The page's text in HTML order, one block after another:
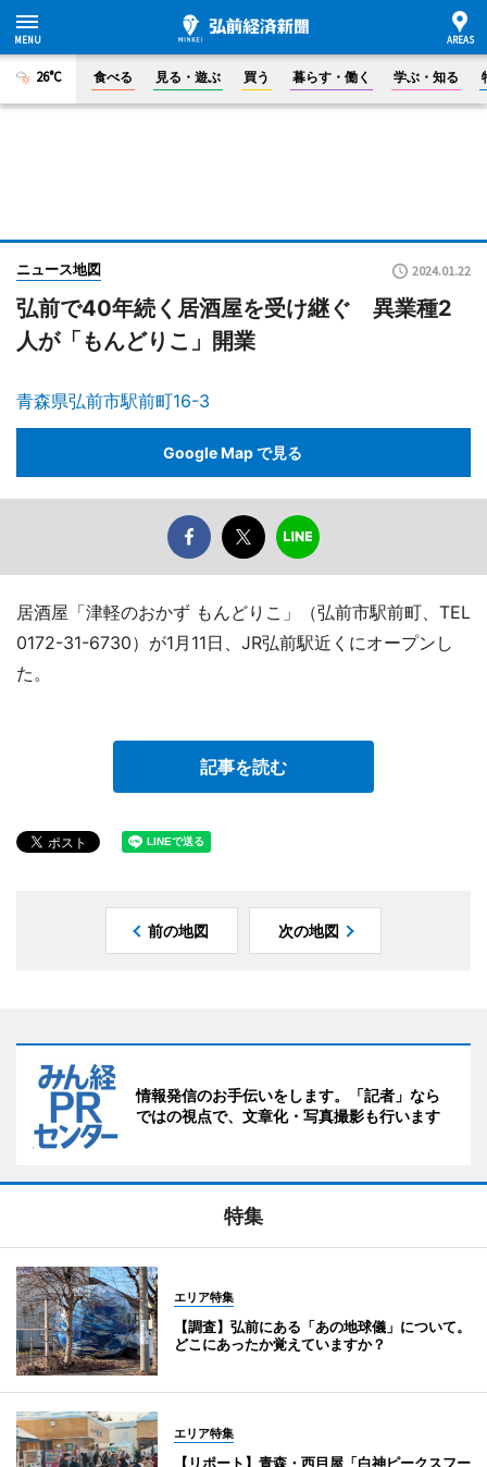
26°C 食べる 見る・遊ぶ 買う 暮らす・働く 学ぶ・知る
ニュース地図 2024.01.22
弘前で40年続く居酒屋を受け継ぐ 異業種2
人が「もんどりこ」開業
青森県弘前市駅前町16-3
Google Map で見る
居酒屋「津軽のおかず もんどりこ」（弘前市駅前町、TEL
0172-31-6730）が1月11日、JR弘前駅近くにオープンし
た。
記事を読む
前の地図 次の地図
情報発信のお手伝いをします。「記者」なら
ではの視点で、文章化・写真撮影も行います
特集
エリア特集
【調査】弘前にある「あの地球儀」について。
どこにあったか覚えていますか？
エリア特集
【リポート】青森・西目屋「白神ピークスフー